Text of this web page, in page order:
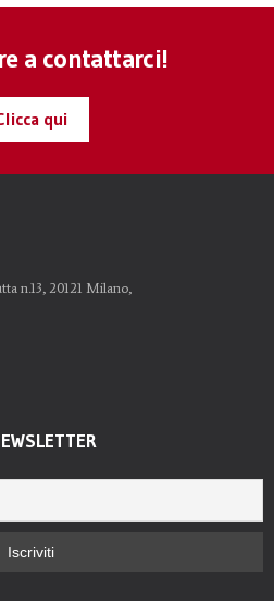
a contattarci!
qui
n.13, 20121 Milano,